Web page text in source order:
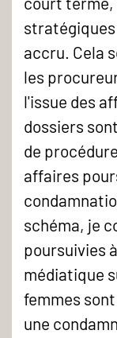
accru. Cela
les
l'issue des
dossiers
de
affaires
schéma, je
poursuivies
médiatique
femmes
une